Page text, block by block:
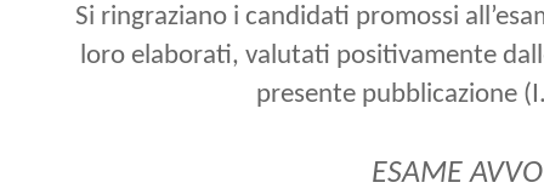
Si ringraziano i candidati promossi
loro elaborati, valutati positivamente
presente pubblicazione
ESAME